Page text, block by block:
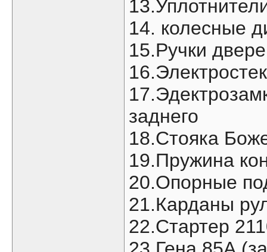
14. колесные
15.Ручки
заднего
18.Стояка
19.Пружина
20.Опорные
21.Карданы
22.Стартер